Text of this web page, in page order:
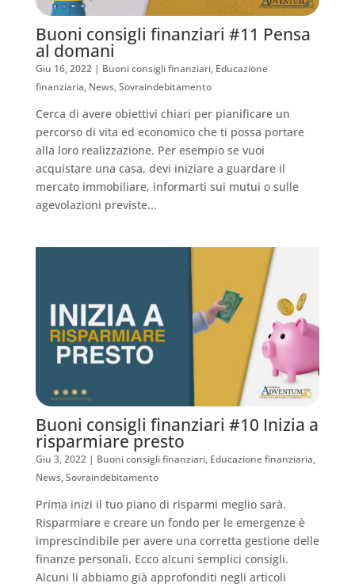
Buoni consigli finanziari #11 Pensa
al domani
Giu 16, 2022| Buoni consigli finanziari, Educazione
finanziaria, News,Sovraindebitamento
Cerca di avere obiettivi chiari per pianificare un
percorso di vita ed economico che ti possa portare
alla loro realizzazione. Per esempio se vuoi
acquistare una casa, devi iniziare a guardare il
mercato immobiliare, informarti sui mutui o sulle
agevolazioni previste...
Buoni consigli finanziari #10 Inizia a
risparmiare presto
Giu 3, 2022| Buoni consigli finanziari, Educazione finanziaria,
News,Sovraindebitamento
Prima inizi il tuo piano di risparmi meglio sarà.
Risparmiare e creare un fondo per le emergenze è
imprescindibile per avere una corretta gestione delle
finanze personali. Ecco alcuni semplici consigli.
Alcuni li abbiamo già approfonditi negli articoli